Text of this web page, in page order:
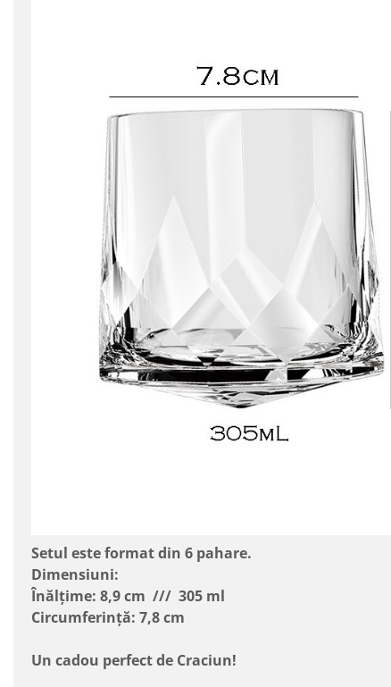
Setul este format din 6 pahare.
Dimensiuni:
Înălțime: 8,9 cm /// 305 ml
Circumferință: 7,8 cm
Un cadou perfect de Craciun!